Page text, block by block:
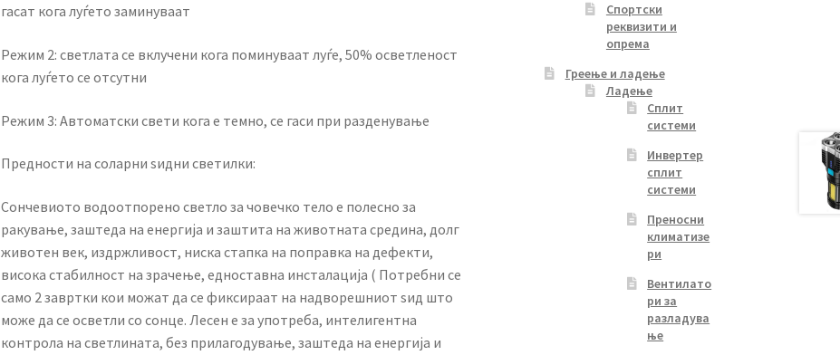
гасат кога луѓето заминуваат
Режим 2: светлата се вклучени кога поминуваат луѓе, 50% осветленост
кога луѓето се отсутни
Режим 3: Автоматски свети кога е темно, се гаси при разденување
Предности на соларни ѕидни светилки:
Сончевиото водоотпорено светло за човечко тело е полесно за
ракување, заштеда на енергија и заштита на животната средина, долг
животен век, издржливост, ниска стапка на поправка на дефекти,
висока стабилност на зрачење, едноставна инсталација ( Потребни се
само 2 завртки кои можат да се фиксираат на надворешниот ѕид што
може да се осветли со сонце. Лесен е за употреба, интелигентна
контрола на светлината, без прилагодување, заштеда на енергија и
Спортски
реквизити и
опрема
Греење и ладење
Ладење
Сплит
системи
Инвертер
сплит
системи
Преносни
климатизе
ри
Вентилато
ри за
разладува
ње